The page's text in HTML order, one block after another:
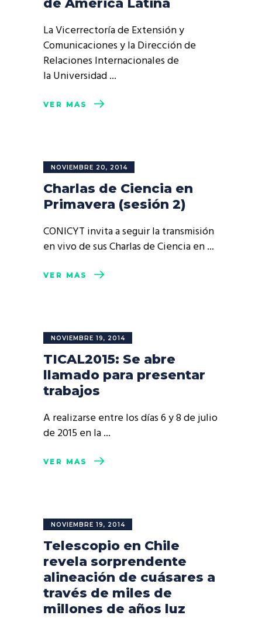
de América Latina
La Vicerrectoría de Extensión y
Comunicaciones y la Dirección de
Relaciones Internacionales de
la Universidad
VER MÁS
NOVIEMBRE 20, 2014
Charlas de Ciencia en
Primavera (sesión 2)
CONICYT invita a seguir la transmisión
en vivo de sus Charlas de Ciencia en
VER MÁS
NOVIEMBRE 19, 2014
TICAL2015: Se abre
llamado para presentar
trabajos
A realizarse entre los días 6 y 8 de julio
de 2015 en la
VER MÁS
NOVIEMBRE 19, 2014
Telescopio en Chile
revela sorprendente
alineación de cuásares a
través de miles de
millones de años luz